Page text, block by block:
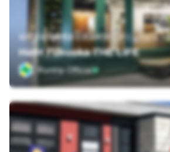
福岡県福岡市博多区祇園町第一プリンスビル１階
HafH Fukuoka THE LIFE
Runtrip Official